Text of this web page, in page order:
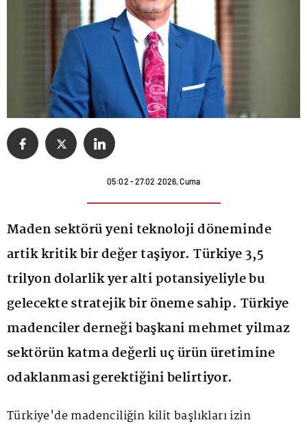
05:02 - 27.02.2026, Cuma
Maden sektörü yeni teknoloji döneminde
artik kritik bir değer taşiyor. Türkiye 3,5
trilyon dolarlik yer alti potansiyeliyle bu
gelecekte stratejik bir öneme sahip. Türkiye
madenciler derneği başkani mehmet yilmaz
sektörün katma değerli uç ürün üretimine
odaklanmasi gerektiğini belirtiyor.
Türkiye'de madenciliğin kilit başlıkları izin